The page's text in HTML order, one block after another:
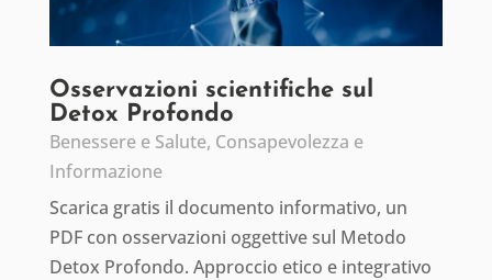
Osservazioni scientifiche sul
Detox Profondo
Benessere e Salute, Consapevolezza e
Informazione
Scarica gratis il documento informativo, un
PDF con osservazioni oggettive sul Metodo
Detox Profondo. Approccio etico e integrativo